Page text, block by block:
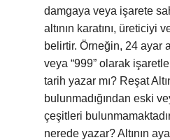
damgaya veya işarete
altının karatını, üreticiyi
belirtir. Örneğin, 24 ayar
veya “999” olarak
tarih yazar mı? Reşat
bulunmadığından eski
çeşitleri
nerede yazar? Altının